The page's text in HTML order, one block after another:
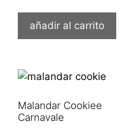
añadir al carrito
Malandar Cookiee
Carnavale